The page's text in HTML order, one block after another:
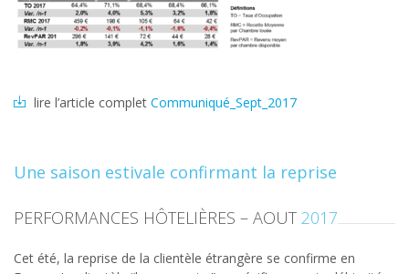
lire l’article complet Communiqué_Sept_2017
Une saison estivale confirmant la reprise
PERFORMANCES HÔTELIÈRES – AOUT 2017
Cet été, la reprise de la clientèle étrangère se confirme en